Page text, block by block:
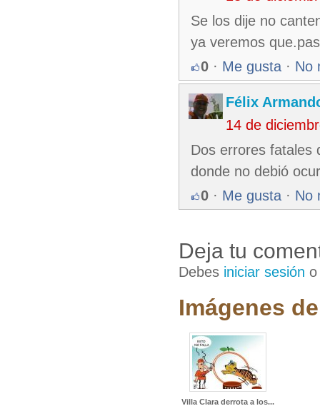
Se los dije no
ya veremos
0 · Me gusta · No
Félix
14 de
Dos errores fatales
donde no debió
0 · Me gusta · No
Deja tu
Debes iniciar sesión
Imágenes
Villa Clara derrota a los...